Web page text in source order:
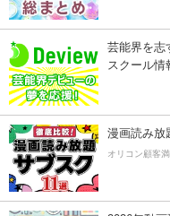
芸能界を志
スクール情
漫画読み放
オリコン顧客